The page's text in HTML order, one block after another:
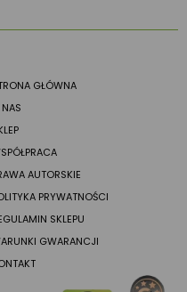
GŁÓWNA
AUTORSKIE
PRYWATNOŚCI
SKLEPU
GWARANCJI